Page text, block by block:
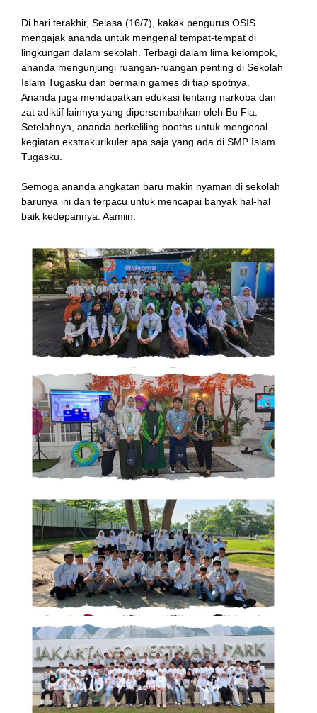
Di hari terakhir, Selasa (16/7), kakak pengurus OSIS
mengajak ananda untuk mengenal tempat-tempat di
lingkungan dalam sekolah. Terbagi dalam lima kelompok,
ananda mengunjungi ruangan-ruangan penting di Sekolah
Islam Tugasku dan bermain games di tiap spotnya.
Ananda juga mendapatkan edukasi tentang narkoba dan
zat adiktif lainnya yang dipersembahkan oleh Bu Fia.
Setelahnya, ananda berkeliling booths untuk mengenal
kegiatan ekstrakurikuler apa saja yang ada di SMP Islam
Tugasku.
Semoga ananda angkatan baru makin nyaman di sekolah
barunya ini dan terpacu untuk mencapai banyak hal-hal
baik kedepannya. Aamiin.